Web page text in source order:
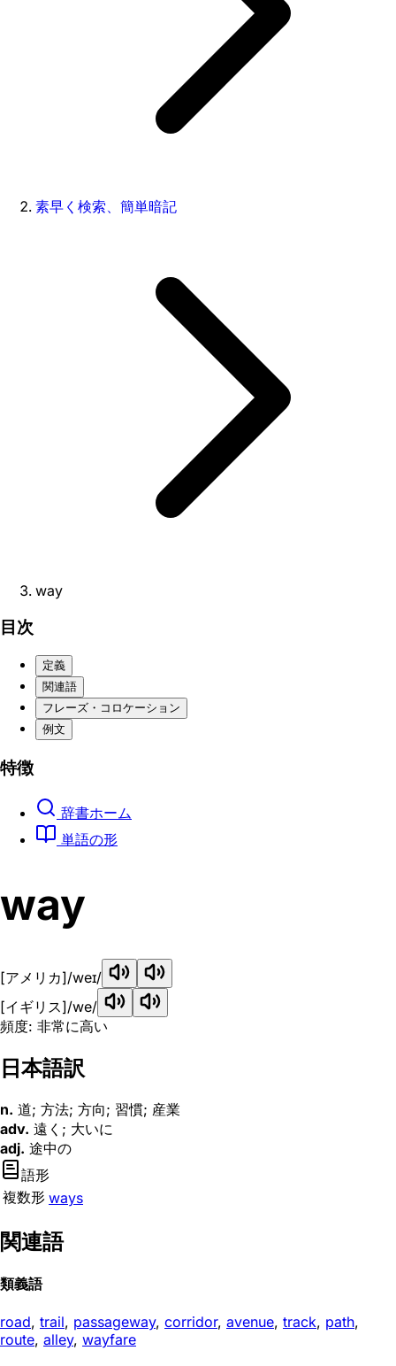
素早く検索、簡単暗記
way
目次
定義
関連語
フレーズ・コロケーション
例文
特徴
辞書ホーム
単語の形
way
[アメリカ]/weɪ/
[イギリス]/we/
頻度: 非常に高い
日本語訳
n. 道; 方法; 方向; 習慣; 産業
adv. 遠く; 大いに
adj. 途中の
語形
複数形 ways
関連語
類義語
road, trail, passageway, corridor, avenue, track, path,
route, alley, wayfare